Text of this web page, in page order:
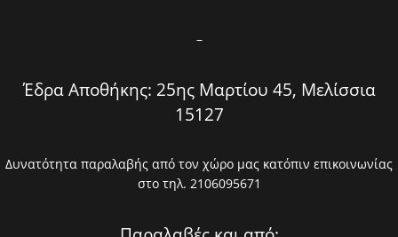
–
Έδρα Αποθήκης: 25ης Μαρτίου 45, Μελίσσια
15127
Δυνατότητα παραλαβής από τον χώρο μας κατόπιν επικοινωνίας
στο τηλ. 2106095671